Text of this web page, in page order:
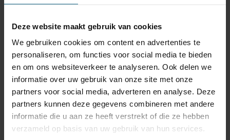
Deze website maakt gebruik van cookies
We gebruiken cookies om content en advertenties te
personaliseren, om functies voor social media te bieden
en om ons websiteverkeer te analyseren. Ook delen we
informatie over uw gebruik van onze site met onze
partners voor social media, adverteren en analyse. Deze
partners kunnen deze gegevens combineren met andere
informatie die u aan ze heeft verstrekt of die ze hebben
verzameld op basis van uw gebruik van hun services.
Klantbeoordeling
Kabelset specificatie
Artikelnummer
Unikit 7
7 polig
Kabelset type
Universeel met module
Stekkeraansluiting
Zonder originele
connectoren